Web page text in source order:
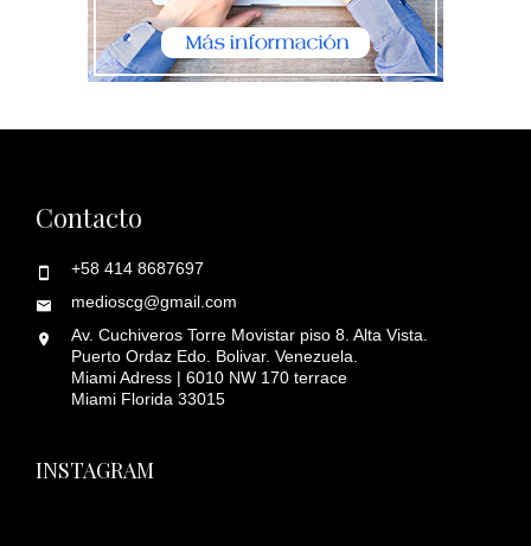
Contacto
+58 414 8687697
medioscg@gmail.com
Av. Cuchiveros Torre Movistar piso 8. Alta Vista.
Puerto Ordaz Edo. Bolivar. Venezuela.
Miami Adress | 6010 NW 170 terrace
Miami Florida 33015
INSTAGRAM